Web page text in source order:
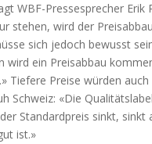
WBF-Pressesprecher Erik
stehen, wird der
sich jedoch bewusst
ein Preisabbau
Tiefere Preise würden
Schweiz: «Die
Standardpreis sinkt, sinkt
ist.»